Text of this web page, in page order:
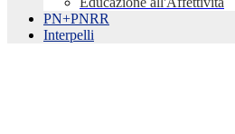
PN+PNRR
Interpelli